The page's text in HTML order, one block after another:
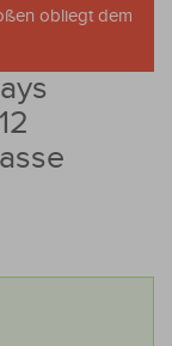
obliegt dem